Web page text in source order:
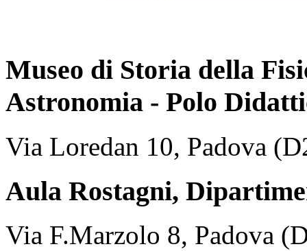
Museo di Storia della
Astronomia - Polo
Via Loredan 10, Padova
Aula Rostagni,
Via F.Marzolo 8, Padova